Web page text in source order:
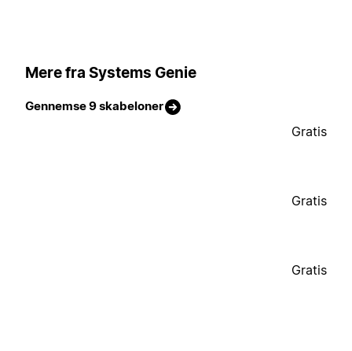
Mere fra Systems Genie
Gennemse 9 skabeloner
Gratis
Gratis
Gratis